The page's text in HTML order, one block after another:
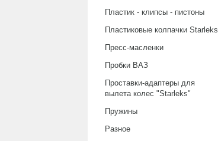
Пластик - клипсы - пистоны
Пластиковые колпачки Starleks
Пресс-масленки
Пробки ВАЗ
Проставки-адаптеры для
вылета колес "Starleks"
Пружины
Разное